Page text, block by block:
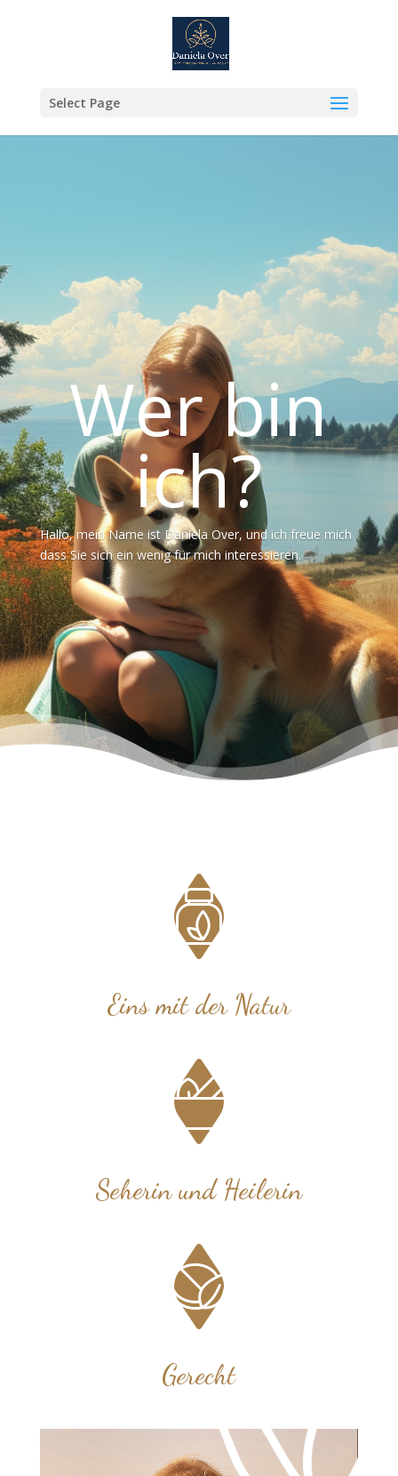
Select Page
Wer bin
ich?
Hallo, mein Name ist Daniela Over, und ich freue mich
dass Sie sich ein wenig für mich interessieren.
Eins mit der Natur
Seherin und Heilerin
Gerecht